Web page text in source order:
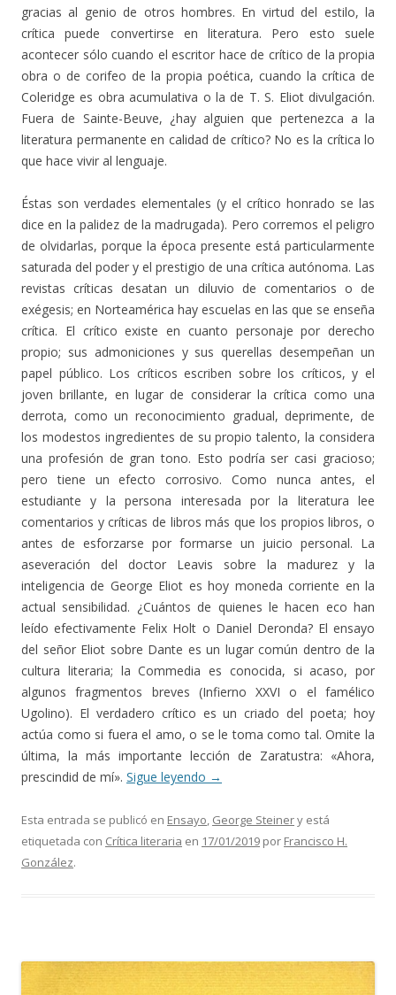
gracias al genio de otros hombres. En virtud del estilo, la
crítica puede convertirse en literatura. Pero esto suele
acontecer sólo cuando el escritor hace de crítico de la propia
obra o de corifeo de la propia poética, cuando la crítica de
Coleridge es obra acumulativa o la de T. S. Eliot divulgación.
Fuera de Sainte-Beuve, ¿hay alguien que pertenezca a la
literatura permanente en calidad de crítico? No es la crítica lo
que hace vivir al lenguaje.
Éstas son verdades elementales (y el crítico honrado se las
dice en la palidez de la madrugada). Pero corremos el peligro
de olvidarlas, porque la época presente está particularmente
saturada del poder y el prestigio de una crítica autónoma. Las
revistas críticas desatan un diluvio de comentarios o de
exégesis; en Norteamérica hay escuelas en las que se enseña
crítica. El crítico existe en cuanto personaje por derecho
propio; sus admoniciones y sus querellas desempeñan un
papel público. Los críticos escriben sobre los críticos, y el
joven brillante, en lugar de considerar la crítica como una
derrota, como un reconocimiento gradual, deprimente, de
los modestos ingredientes de su propio talento, la considera
una profesión de gran tono. Esto podría ser casi gracioso;
pero tiene un efecto corrosivo. Como nunca antes, el
estudiante y la persona interesada por la literatura lee
comentarios y críticas de libros más que los propios libros, o
antes de esforzarse por formarse un juicio personal. La
aseveración del doctor Leavis sobre la madurez y la
inteligencia de George Eliot es hoy moneda corriente en la
actual sensibilidad. ¿Cuántos de quienes le hacen eco han
leído efectivamente Felix Holt o Daniel Deronda? El ensayo
del señor Eliot sobre Dante es un lugar común dentro de la
cultura literaria; la Commedia es conocida, si acaso, por
algunos fragmentos breves (Infierno XXVI o el famélico
Ugolino). El verdadero crítico es un criado del poeta; hoy
actúa como si fuera el amo, o se le toma como tal. Omite la
última, la más importante lección de Zaratustra: «Ahora,
prescindid de mí». Sigue leyendo →
Esta entrada se publicó en Ensayo, George Steinery está
etiquetada con Crítica literaria en 17/01/2019 por Francisco H.
González.